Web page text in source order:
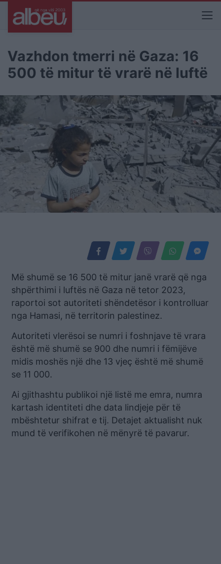
Vazhdon tmerri në Gaza: 16
500 të mitur të vrarë në luftë
Më shumë se 16 500 të mitur janë vrarë që nga
shpërthimi i luftës në Gaza në tetor 2023,
raportoi sot autoriteti shëndetësor i kontrolluar
nga Hamasi, në territorin palestinez.
Autoriteti vlerësoi se numri i foshnjave të vrara
është më shumë se 900 dhe numri i fëmijëve
midis moshës një dhe 13 vjeç është më shumë
se 11 000.
Ai gjithashtu publikoi një listë me emra, numra
kartash identiteti dhe data lindjeje për të
mbështetur shifrat e tij. Detajet aktualisht nuk
mund të verifikohen në mënyrë të pavarur.